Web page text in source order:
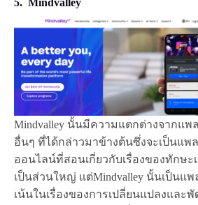
5. Mindvalley
Mindvalley นั้นมีความแตกต่างจากแพ
อื่นๆ ที่ได้กล่าวมาข้างต้นซึ่งจะเป็นแพ
ออนไลน์ที่สอนเกี่ยวกับเรื่องของทักษะ
เป็นส่วนใหญ่ แต่Mindvalley นั้นเป็นแ
เน้นในเรื่องของการเปลี่ยนแปลงและ